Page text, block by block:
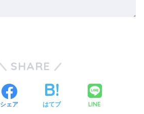
SHARE
シェア はてブ LINE